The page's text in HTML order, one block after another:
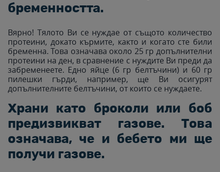
бременността.
Вярно! Тялото Ви се нуждае от същото количество
протеини, докато кърмите, както и когато сте били
бременна. Това означава около 25 гр допълнителни
протеини на ден, в сравнение с нуждите Ви преди да
забременеете. Едно яйце (6 гр белтъчини) и 60 гр
пилешки гърди, например, ще Ви осигурят
допълнителните белтъчини, от които се нуждаете.
Храни като броколи или боб
предизвикват газове. Това
означава, че и бебето ми ще
получи газове.